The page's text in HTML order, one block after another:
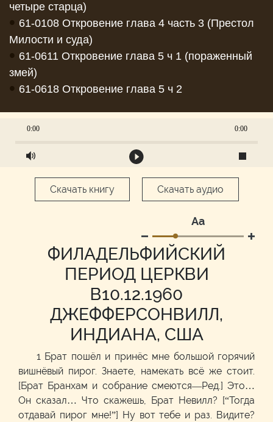
четыре старца)
• 61-0108 Откровение глава 4 часть 3 (Престол
Милости и суда)
• 61-0611 Откровение глава 5 ч 1 (пораженный
змей)
• 61-0618 Откровение глава 5 ч 2
0:00 0:00
Скачать книгу Скачать аудио
Аа
ФИЛАДЕЛЬФИЙСКИЙ
ПЕРИОД ЦЕРКВИ
В10.12.1960
ДЖЕФФЕРСОНВИЛЛ,
ИНДИАНА, США
1 Брат пошёл и принёс мне большой горячий
вишнёвый пирог. Знаете, намекать всё же стоит.
[Брат Бранхам и собрание смеются—Ред.] Это…
Он сказал… Что скажешь, Брат Невилл? [“Тогда
отдавай пирог мне!”] Ну вот тебе и раз. Видите?